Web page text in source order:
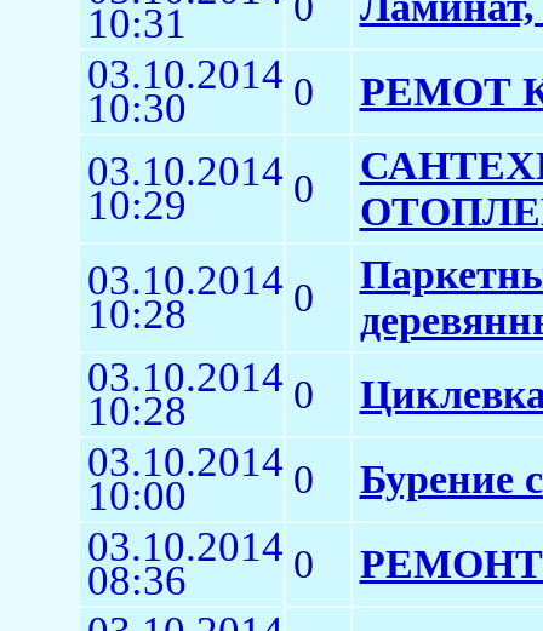
10:31
03.10.2014
10:30 0 РЕМОТ
03.10.2014
10:29 0
03.10.2014
10:28 0
03.10.2014
10:28 0
03.10.2014
10:00 0 Бурение
03.10.2014
08:36 0